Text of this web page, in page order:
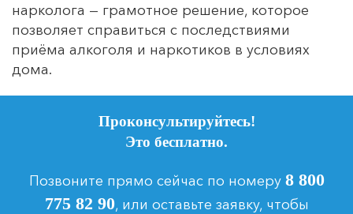
нарколога — грамотное решение, которое
позволяет справиться с последствиями
приёма алкоголя и наркотиков в условиях
дома.
Проконсультируйтесь!
Это бесплатно.
Позвоните прямо сейчас по номеру 8 800
775 82 90, или оставьте заявку, чтобы